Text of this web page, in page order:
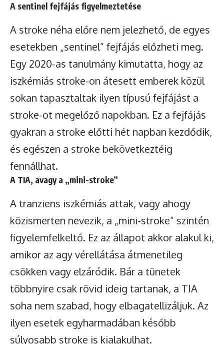
A sentinel fejfájás figyelmeztetése
A stroke néha előre nem jelezhető, de egyes
esetekben „sentinel” fejfájás előzheti meg.
Egy 2020-as tanulmány kimutatta, hogy az
iszkémiás stroke-on átesett emberek közül
sokan tapasztaltak ilyen típusú fejfájást a
stroke-ot megelőző napokban. Ez a fejfájás
gyakran a stroke előtti hét napban kezdődik,
és egészen a stroke bekövetkeztéig
fennállhat.
A TIA, avagy a „mini-stroke”
A tranziens iszkémiás attak, vagy ahogy
közismerten nevezik, a „mini-stroke” szintén
figyelemfelkeltő. Ez az állapot akkor alakul ki,
amikor az agy vérellátása átmenetileg
csökken vagy elzáródik. Bár a tünetek
többnyire csak rövid ideig tartanak, a TIA
soha nem szabad, hogy elbagatellizáljuk. Az
ilyen esetek egyharmadában később
súlyosabb stroke is kialakulhat.